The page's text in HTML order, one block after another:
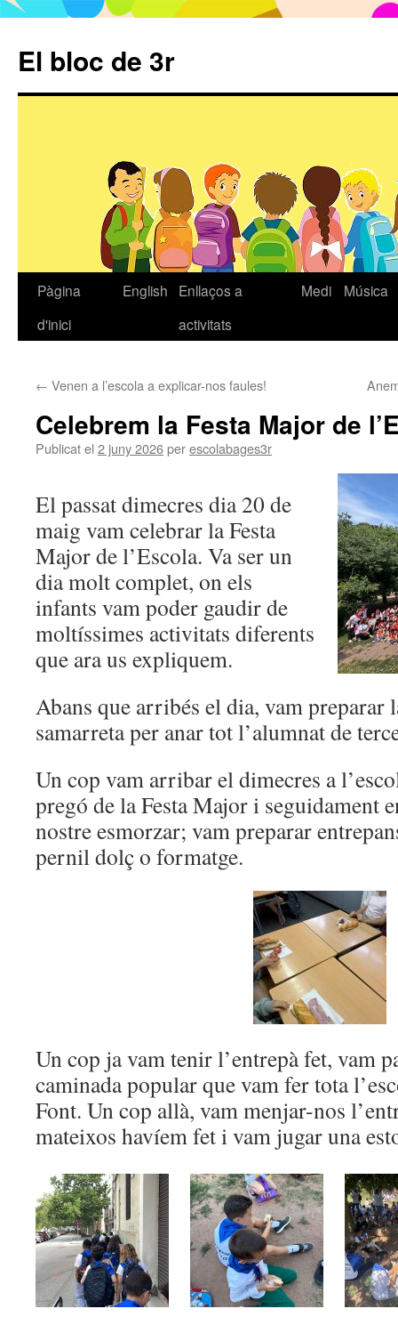
El bloc de 3r
Vés
Pàgina
d'inici
English
Enllaços a
activitats
Medi Música
← Venen a l’escola a explicar-nos faules!
Celebrem la Festa Major de
Publicat el 2 juny 2026perescolabages3r
El passat dimecres dia 20 de
maig vam celebrar la Festa
Major de l’Escola. Va ser un
dia molt complet, on els
infants vam poder gaudir de
moltíssimes activitats diferents
que ara us expliquem.
Abans que arribés el dia, vam preparar
samarreta per anar tot l’alumnat de
Un cop vam arribar el dimecres a
pregó de la Festa Major i seguidament
nostre esmorzar; vam preparar
pernil dolç o formatge.
Un cop ja vam tenir l’entrepà fet, vam
caminada popular que vam fer tota
Font. Un cop allà, vam menjar-nos
mateixos havíem fet i vam jugar una